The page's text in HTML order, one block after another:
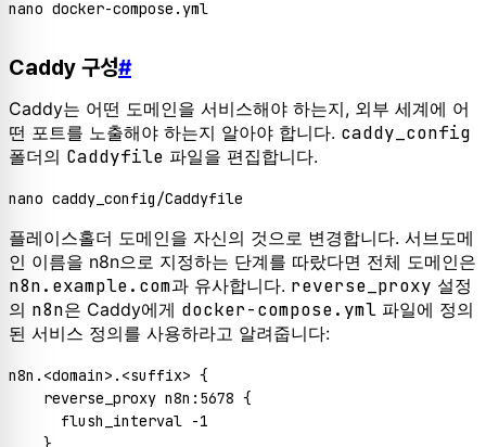
Caddy 구성#
Caddy는 어떤 도메인을 서비스해야 하는지, 외부 세계에 어
떤 포트를 노출해야 하는지 알아야 합니다. caddy_config
폴더의 Caddyfile 파일을 편집합니다.
플레이스홀더 도메인을 자신의 것으로 변경합니다. 서브도메
인 이름을 n8n으로 지정하는 단계를 따랐다면 전체 도메인은
n8n.example.com과 유사합니다. reverse_proxy 설정
의 n8n은 Caddy에게 docker-compose.yml 파일에 정의
된 서비스 정의를 사용하라고 알려줍니다:
n8n.<domain>.<suffix> {
    reverse_proxy n8n:5678 {
      flush_interval -1